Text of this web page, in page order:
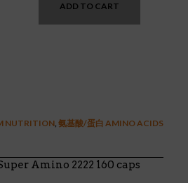
ADD TO CART
NUTRITION, 氨基酸/蛋白 AMINO ACIDS
Amino 2222 160 caps